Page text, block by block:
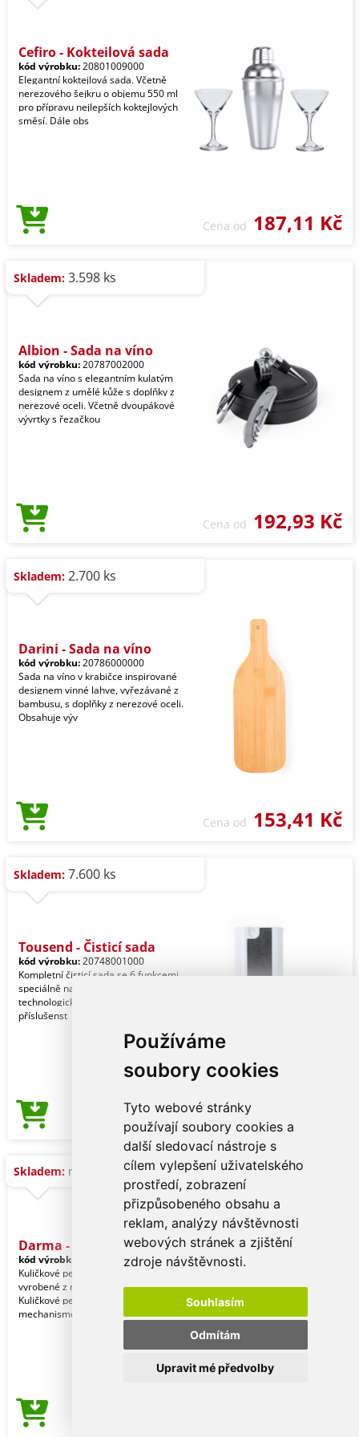
Používáme
soubory cookies
Tyto webové stránky
používají soubory cookies a
další sledovací nástroje s
cílem vylepšení uživatelského
prostředí, zobrazení
přizpůsobeného obsahu a
reklam, analýzy návštěvnosti
webových stránek a zjištění
zdroje návštěvnosti.
Souhlasím
Odmítám
Upravit mé předvolby
Cefiro - Koktejlová sada
kód výrobku:20801009000
Elegantní koktejlová sada. Včetně
nerezového šejkru o objemu 550 ml
pro přípravu nejlepších koktejlových
směsí. Dále obs
Cena od 187,11 Kč
Skladem: 3.598 ks
Albion - Sada na víno
kód výrobku:20787002000
Sada na víno s elegantním kulatým
designem z umělé kůže s doplňky z
nerezové oceli. Včetně dvoupákové
vývrtky s řezačkou
Cena od 192,93 Kč
Skladem: 2.700 ks
Darini - Sada na víno
kód výrobku:20786000000
Sada na víno v krabičce inspirované
designem vinné lahve, vyřezávané z
bambusu, s doplňky z nerezové oceli.
Obsahuje výv
Cena od 153,41 Kč
Skladem: 7.600 ks
Tousend - Čisticí sada
kód výrobku:20748001000
Kompletní čisticí sada se 6 funkcemi,
speciálně navržená pro péči a údržbu
technologických zařízení. Veškeré
příslušenst
Cena od68,57 Kč
Skladem: na dotaz
Darma - Sada
kód výrobku:
20686000000
Kuličkové pero a roller s uzávěrem
vyrobené z recyklovaného hliníku.
Kuličkové pero s otočným
mechanismem a roller s uzá